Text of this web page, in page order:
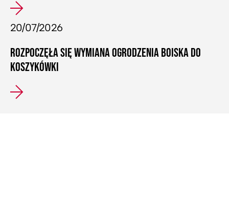
20/07/2026
ROZPOCZĘŁA SIĘ WYMIANA OGRODZENIA BOISKA DO
KOSZYKÓWKI